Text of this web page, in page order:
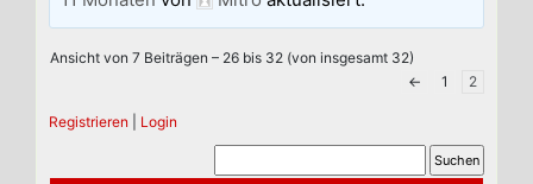
Ansicht von 7 Beiträgen – 26 bis 32 (von insgesamt 32)
←
1 2
Registrieren Login